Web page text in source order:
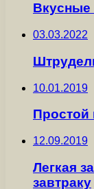
Вкусные
03.03.2022
10.01.2019
Простой
12.09.2019
Легкая
завтраку